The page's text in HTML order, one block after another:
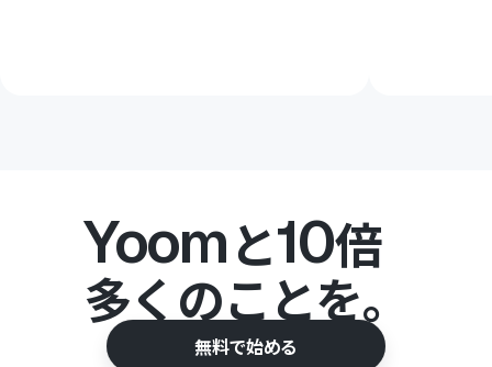
Yoomと10倍
多くのことを。
無料で始める